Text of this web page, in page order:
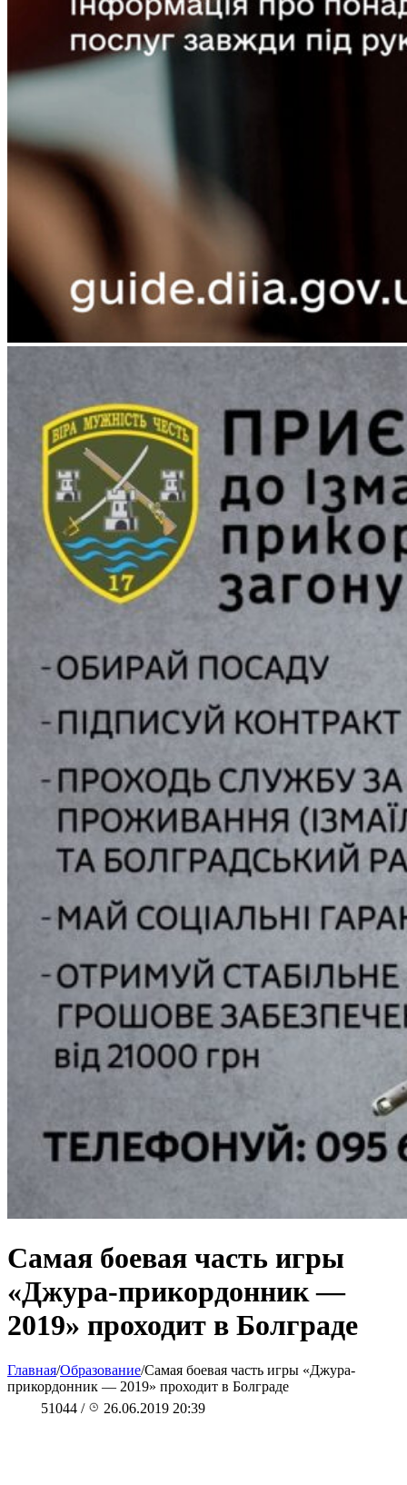
Самая боевая часть игры
«Джура-прикордонник —
2019» проходит в Болграде
Главная/Образование/Самая боевая часть игры «Джура-
прикордонник — 2019» проходит в Болграде
51044 / 26.06.2019 20:39